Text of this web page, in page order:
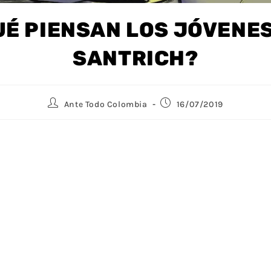
PIENSAN LOS
SANTRICH?
Ante Todo Colombia 16/07/2019